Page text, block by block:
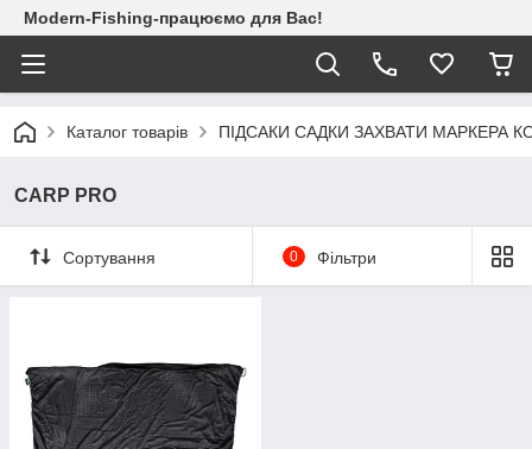
Modern-Fishing-працюємо для Вас!
Каталог товарів ПІДСАКИ САДКИ ЗАХВАТИ МАРКЕРА
CARP PRO
Сортування 0 Фільтри